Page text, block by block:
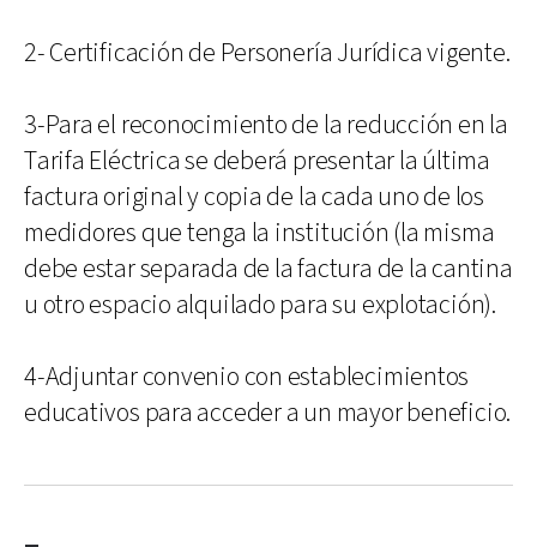
2- Certificación de Personería Jurídica vigente.
3-Para el reconocimiento de la reducción en la
Tarifa Eléctrica se deberá presentar la última
factura original y copia de la cada uno de los
medidores que tenga la institución (la misma
debe estar separada de la factura de la cantina
u otro espacio alquilado para su explotación).
4-Adjuntar convenio con establecimientos
educativos para acceder a un mayor beneficio.